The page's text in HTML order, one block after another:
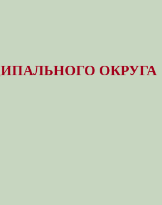
ОКРУГА